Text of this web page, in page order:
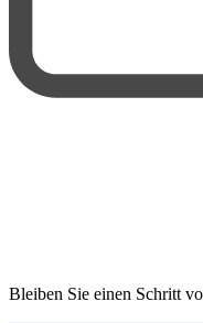
Bleiben Sie einen Schritt